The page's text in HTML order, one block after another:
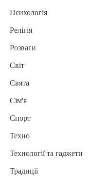
Психологія
Релігія
Розваги
Світ
Свята
Сім'я
Спорт
Техно
Технології та гаджети
Традиції